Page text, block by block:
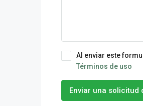
Al enviar este
Términos de uso
Enviar una solicitud